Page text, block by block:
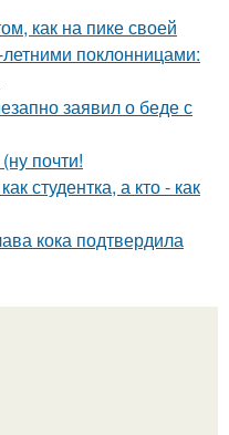
как на пике своей
поклонницами:
заявил о беде с
почти!
студентка, а кто - как
кока подтвердила